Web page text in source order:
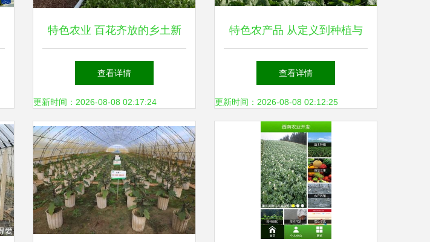
特色农业 百花齐放的乡土新
名片
查看详情
更新时间：2026-08-08 02:17:24
特色农产品 从定义到种植与
发展方向，一站式解读土流网
与农业种植技术
查看详情
更新时间：2026-08-08 02:12:25